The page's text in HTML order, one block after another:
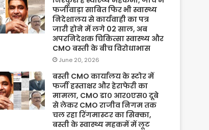
फर्जीवाड़ा साबित फिर भी स्वास्थ्य
निदेशालय से कार्यवाही का पत्र
जारी होने में लगे 02 साल, अब
अपरनिदेशक चिकित्सा स्वास्थ्य और
CMO बस्ती के बीच विरोधाभास
June 20, 2026
बस्ती CMO कार्यालय के स्टोर में
फर्जी हस्ताक्षर और हेराफेरी का
मामला, CMO डा० आर०एस० दूबे
से लेकर CMO राजीव निगम तक
चल रहा रिंगमास्टर का सिक्का,
बस्ती के स्वास्थ्य महकमें में लूट